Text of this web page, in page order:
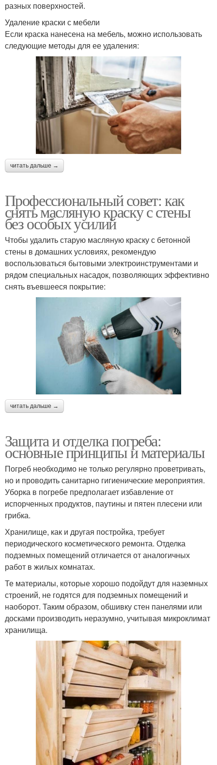
разных поверхностей.
Удаление краски с мебели
Если краска нанесена на мебель, можно использовать
следующие методы для ее удаления:
читать дальше →
Профессиональный совет: как
снять масляную краску с стены
без особых усилий
Чтобы удалить старую масляную краску с бетонной
стены в домашних условиях, рекомендую
воспользоваться бытовыми электроинструментами и
рядом специальных насадок, позволяющих эффективно
снять въевшееся покрытие:
читать дальше →
Защита и отделка погреба:
основные принципы и материалы
Погреб необходимо не только регулярно проветривать,
но и проводить санитарно гигиенические мероприятия.
Уборка в погребе предполагает избавление от
испорченных продуктов, паутины и пятен плесени или
грибка.
Хранилище, как и другая постройка, требует
периодического косметического ремонта. Отделка
подземных помещений отличается от аналогичных
работ в жилых комнатах.
Те материалы, которые хорошо подойдут для наземных
строений, не годятся для подземных помещений и
наоборот. Таким образом, обшивку стен панелями или
досками производить неразумно, учитывая микроклимат
хранилища.